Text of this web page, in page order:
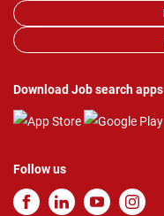
Download Job search apps
Follow us